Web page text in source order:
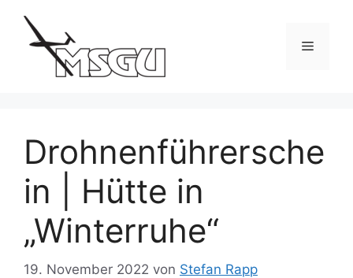
Inhalt
springen
Menü
Drohnenführersche
in | Hütte in
„Winterruhe“
19. November 2022 von Stefan Rapp